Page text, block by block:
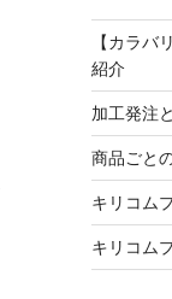
【カラバ
紹介
加工発注
商品ごと
キリコム
キリコム